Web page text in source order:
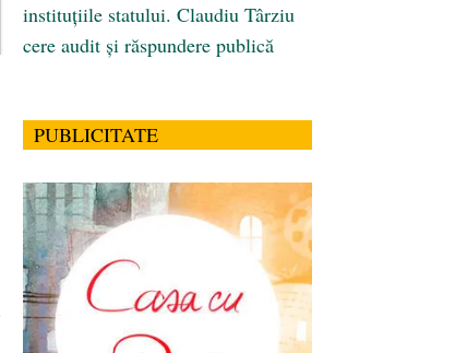
instituțiile statului. Claudiu Târziu
cere audit și răspundere publică
PUBLICITATE